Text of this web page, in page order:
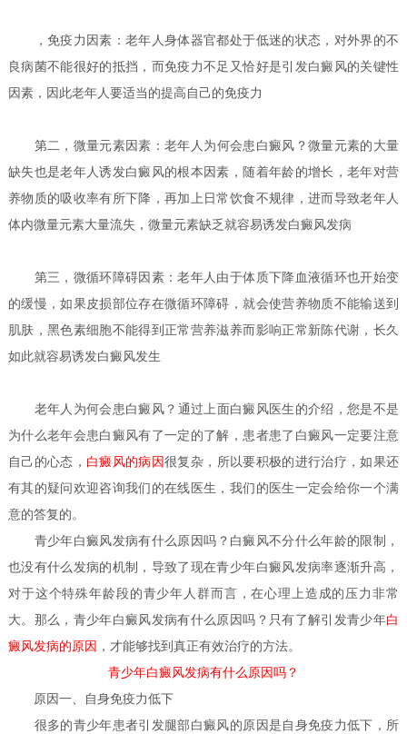
，免疫力因素：老年人身体器官都处于低迷的状态，对外界的不
良病菌不能很好的抵挡，而免疫力不足又恰好是引发白癜风的关键性
因素，因此老年人要适当的提高自己的免疫力
第二，微量元素因素：老年人为何会患白癜风？ 微量元素的大量
缺失也是老年人诱发白癜风的根本因素，随着年龄的增长，老年对营
养物质的吸收率有所下降，再加上日常饮食不规律，进而导致老年人
体内微量元素大量流失，微量元素缺乏就容易诱发白癜风发病
第三，微循环障碍因素：老年人由于体质下降血液循环也开始变
的缓慢，如果皮损部位存在微循环障碍，就会使营养物质不能输送到
肌肤，黑色素细胞不能得到正常营养滋养而影响正常新陈代谢，长久
如此就容易诱发白癜风发生
老年人为何会患白癜风？ 通过上面白癜风医生的介绍，您是不是
为什么老年会患白癜风有了一定的了解，患者患了白癜风一定要注意
自己的心态， 白癜风的病因很复杂，所以要积极的进行治疗，如果还
有其的疑问欢迎咨询我们的在线医生，我们的医生一定会给你一个满
意的答复的。
青少年白癜风发病有什么原因吗？ 白癜风不分什么年龄的限制，
也没有什么发病的机制，导致了现在青少年白癜风发病率逐渐升高，
对于这个特殊年龄段的青少年人群而言，在心理上造成的压力非常
大。那么，青少年白癜风发病有什么原因吗？只有了解引发青少年白
癜风发病的原因 ，才能够找到真正有效治疗的方法。
青少年白癜风发病有什么原因吗？
原因一、自身免疫力低下
很多的青少年患者引发腿部白癜风的原因是自身免疫力低下，所